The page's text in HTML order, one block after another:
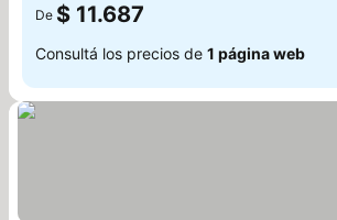
De $ 11.687
Consultá los precios de 1 página web